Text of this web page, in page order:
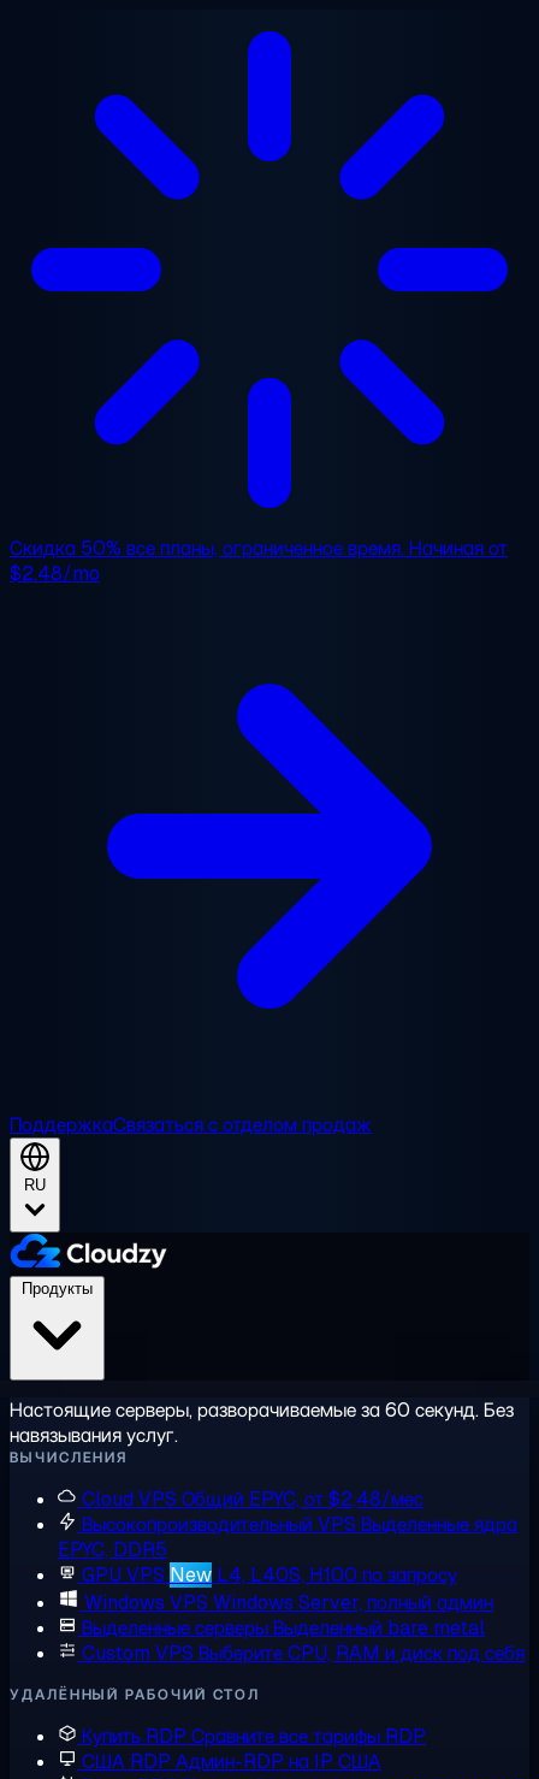
Перейти к основному содержанию
Скидка 50% все планы, ограниченное время. Начиная от
$2.48/mo
ПоддержкаСвязаться с отделом продаж
RU
Настоящие серверы, разворачиваемые за 60 секунд. Без
навязывания услуг.
ВЫЧИСЛЕНИЯ
Cloud VPS Общий EPYC, от $2,48/мес
Высокопроизводительный VPS Выделенные ядра
EPYC, DDR5
GPU VPS New L4, L40S, H100 по запросу
Windows VPS Windows Server, полный админ
Выделенные серверыВыделенный bare metal
Custom VPS Выберите CPU, RAM и диск под себя
УДАЛЁННЫЙ РАБОЧИЙ СТОЛ
Купить RDP Сравните все тарифы RDP
США RDP Админ-RDP на IP США